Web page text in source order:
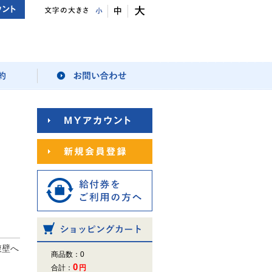
壁へ
商品数：0
合計： 0 円